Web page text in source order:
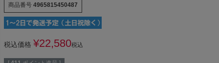
商品番号 4965815450487
税込価格 ¥22,580税込